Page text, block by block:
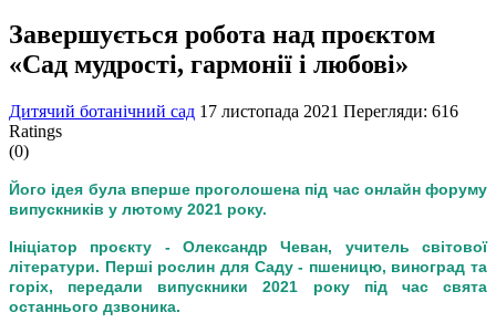
Завершується робота над проєктом
«Сад мудрості, гармонії і любові»
Дитячий ботанічний сад 17 листопада 2021 Перегляди: 616
Ratings
(0)
Його ідея була вперше проголошена під час онлайн форуму
випускників у лютому 2021 року.
Ініціатор проєкту - Олександр Чеван, учитель світової
літератури. Перші рослин для Саду - пшеницю, виноград та
горіх, передали випускники 2021 року під час свята
останнього дзвоника.